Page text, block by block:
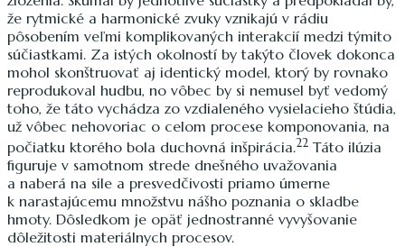
že rytmické a harmonické zvuky vznikajú v rádiu
pôsobením veľmi komplikovaných interakcií medzi týmito
súčiastkami. Za istých okolností by takýto človek dokonca
mohol skonštruovať aj identický model, ktorý by rovnako
reprodukoval hudbu, no vôbec by si nemusel byť vedomý
toho, že táto vychádza zo vzdialeného vysielacieho štúdia,
už vôbec nehovoriac o celom procese komponovania, na
počiatku ktorého bola duchovná inšpirácia.22 Táto ilúzia
figuruje v samotnom strede dnešného uvažovania
a naberá na sile a presvedčivosti priamo úmerne
k narastajúcemu množstvu nášho poznania o skladbe
hmoty. Dôsledkom je opäť jednostranné vyvyšovanie
dôležitosti materiálnych procesov.